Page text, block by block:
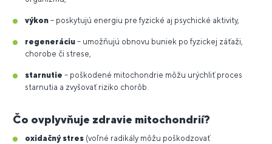
výkon – poskytujú energiu pre fyzické aj psychické aktivity,
regeneráciu – umožňujú obnovu buniek po fyzickej záťaži,
chorobe či strese,
starnutie – poškodené mitochondrie môžu urýchliť proces
starnutia a zvyšovať riziko chorôb.
Čo ovplyvňuje zdravie mitochondrií?
oxidačný stres (voľné radikály môžu poškodzovať